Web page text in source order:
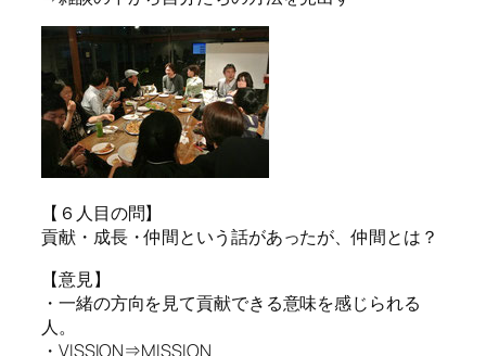
【６人目の問】
貢献・成長・仲間という話があったが、仲間とは？
【意見】
・一緒の方向を見て貢献できる意味を感じられる
人。
・VISSION⇒MISSION